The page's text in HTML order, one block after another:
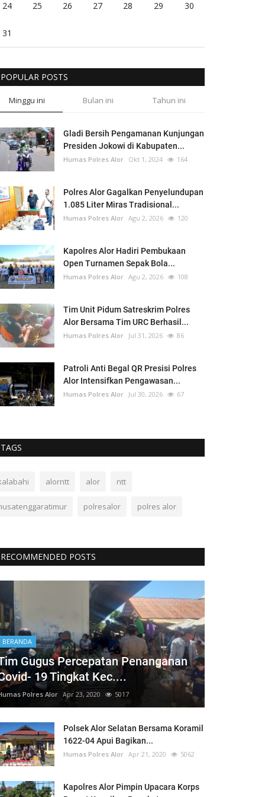
24 25 26 27 28 29 30
31
POPULAR POSTS
Minggu ini Bulan ini Tahun ini
Gladi Bersih Pengamanan Kunjungan
Presiden Jokowi di Kabupaten...
Humas Polres Alor Okt 1, 2024 164
Polres Alor Gagalkan Penyelundupan
1.085 Liter Miras Tradisional...
Humas Polres Alor Agu 2, 2026 120
Kapolres Alor Hadiri Pembukaan
Open Turnamen Sepak Bola...
Humas Polres Alor Agu 2, 2026 108
Tim Unit Pidum Satreskrim Polres
Alor Bersama Tim URC Berhasil...
Humas Polres Alor Jul 31, 2026 86
Patroli Anti Begal QR Presisi Polres
Alor Intensifkan Pengawasan...
Humas Polres Alor Jul 30, 2026 67
TAGS
alorntt alor ntt
polresalor polres alor
RECOMMENDED POSTS
BERANDA
Gugus Percepatan Penanganan
19 Tingkat Kec....
Polres Alor Apr 23, 2020 5017
Polsek Alor Selatan Bersama Koramil
1622-04 Apui Bagikan...
Humas Polres Alor Apr 21, 2020 5062
Kapolres Alor Pimpin Upacara Korps